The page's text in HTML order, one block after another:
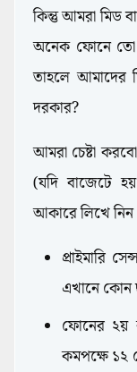
কিন্তু আমরা মিড
অনেক ফোনে তো
তাহলে আমাদের
দরকার?
আমরা চেষ্টা
(যদি বাজেটে
আকারে লিখে
প্রাইমারি
এখানে কোন
ফোনের ২য়
কমপক্ষে ১২